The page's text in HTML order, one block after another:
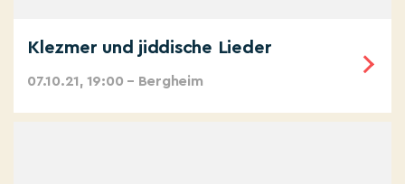
Klezmer und jiddische Lieder
07.10.21, 19:00 – Bergheim